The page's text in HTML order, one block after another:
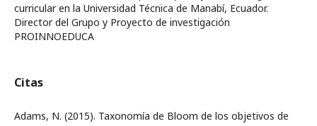
curricular en la Universidad Técnica de Manabí, Ecuador.
Director del Grupo y Proyecto de investigación
PROINNOEDUCA
Citas
Adams, N. (2015). Taxonomía de Bloom de los objetivos de